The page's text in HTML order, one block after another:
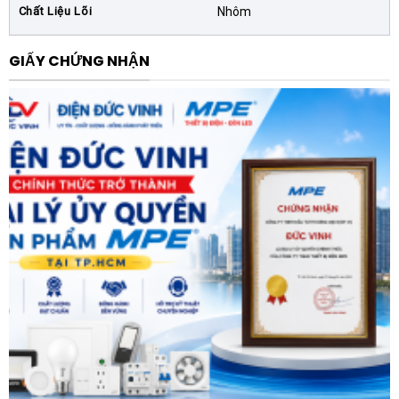
các tiêu chuẩn kỹ thuật khắt khe.
Hạn chế sụt áp:Thiết bị góp phần giữ cho hệ số
công suất Cos Phi luôn ở mức lý tưởng, tránh bị
phạt tiền điện năng phản kháng từ công ty điện lực.
Ứng dụng thực tiễn
Nhờ tính năng vượt trội, Cuộn kháng lõi nhôm SHIHLIN
SH-SR44035T-7A 35KVAR 440V 7% được ứng dụng
rộng rãi trong nhiều lĩnh vực:
Lắp đặt trong các tủ điện bù hạ thế của nhà máy, xí
nghiệp sản xuất có sử dụng nhiều biến tần, máy hàn,
lò hồ quang.
Sử dụng trong hệ thống điện của các tòa nhà
thương mại, chung cư cao tầng để đảm bảo chất
lượng điện sinh hoạt.
Ứng dụng trong các trạm biến áp hạ thế nơi yêu cầu
Chất Liệu Lõi Nhôm
GIẤY CHỨNG NHẬN